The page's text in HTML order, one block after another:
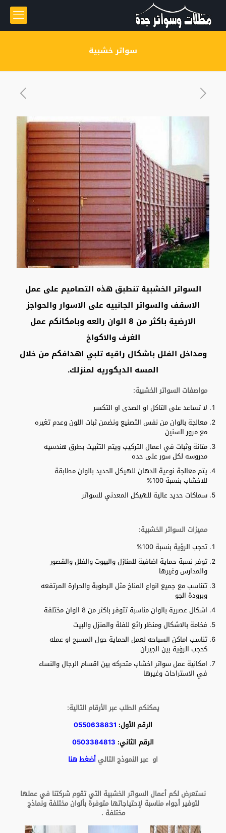
سواتر خشبية
السواتر الخشبية تنطبق هذه التصاميم على عمل
الاسقف والسواتر الجانبيه على الاسوار والحواجز
الارضية باكثر من 8 الوان رائعه وبامكانكم عمل
الغرف والاكواخ
ومداخل الفلل باشكال راقيه تلبي اهدافكم من خلال
المسه الديكوريه لمنزلك.
مواصفات السواتر الخشبية:
لا تساعد على التاكل او الصدى او التكسر
معالجة بالوان من نفس التصنيع ونضمن ثبات اللون وعدم تغيره
مع مرور السنين
متانة وثبات في اعمال التركيب ويتم التثبيت بطرق هندسيه
مدروسه لكل سور على حده
يتم معالجة نوعية الدهان للهيكل الحديد بالوان مطابقة
للاخشاب بنسبة 100%
سماكات حديد عالية للهيكل المعدني للسواتر
مميزات السواتر الخشبية:
تحجب الرؤية بنسبة 100%
توفر نسبة حماية اضافية للمنازل والبيوت والفلل والقصور
والمدارس وغيرها
تتناسب مع جميع انواع المناخ مثل الرطوبة والحرارة المرتفعه
وبرودة الجو
اشكال عصرية بالوان مناسبة تتوفر باكثر من 8 الوان مختلفة
فخامة بالاشكال ومنظر رائع للفلة والمنزل والبيت
تناسب اماكن السباحه لعمل الحماية حول المسبح او عمله
كحجب الرؤية بين الجيران
امكانية عمل سواتر اخشاب متحركه بين اقسام الرجال والنساء
في الاستراحات وغيرها
يمكنكم الطلب عبر الأرقام التالية:
الرقم الأول: 0550638831
الرقم الثاني: 0503384813
او عبر النموذج التالي أضغط هنا
نستعرض لكم أعمال السواتر الخشبية التي تقوم شركتنا في عملها
لتوفير أجواء مناسبة لإحتياجاتها متوفرة بألوان مختلفة ونماذج
مختلفة .